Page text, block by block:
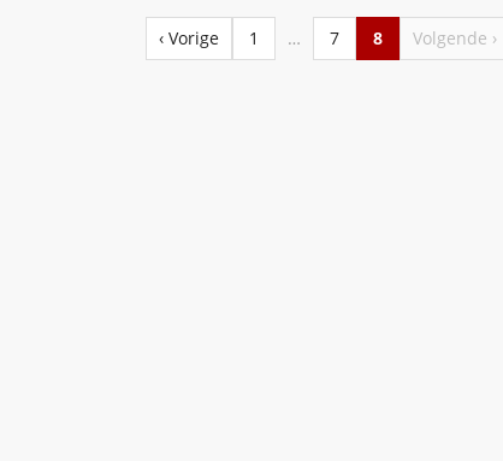
‹ Vorige 1 … 7 8 Volgende ›